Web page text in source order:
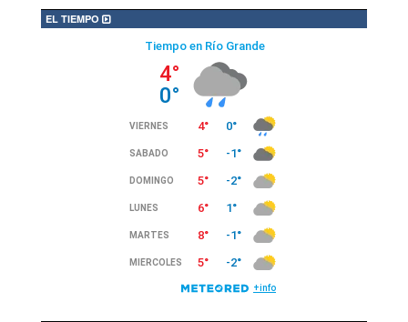
EL TIEMPO